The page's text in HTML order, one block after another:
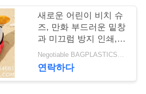
크라)
새로운 어린이 비치 슈
즈, 만화 부드러운 밑창
과 미끄럼 방지 인쇄,
야외 물놀이 및 계곡 트
래킹 신발, 실내 양말
및 신발 커버
Negotiable BAGPLASTICS@GMAIL.COM MOQ:1000 부분 스카이프 : 마이데아르닐
연락하다